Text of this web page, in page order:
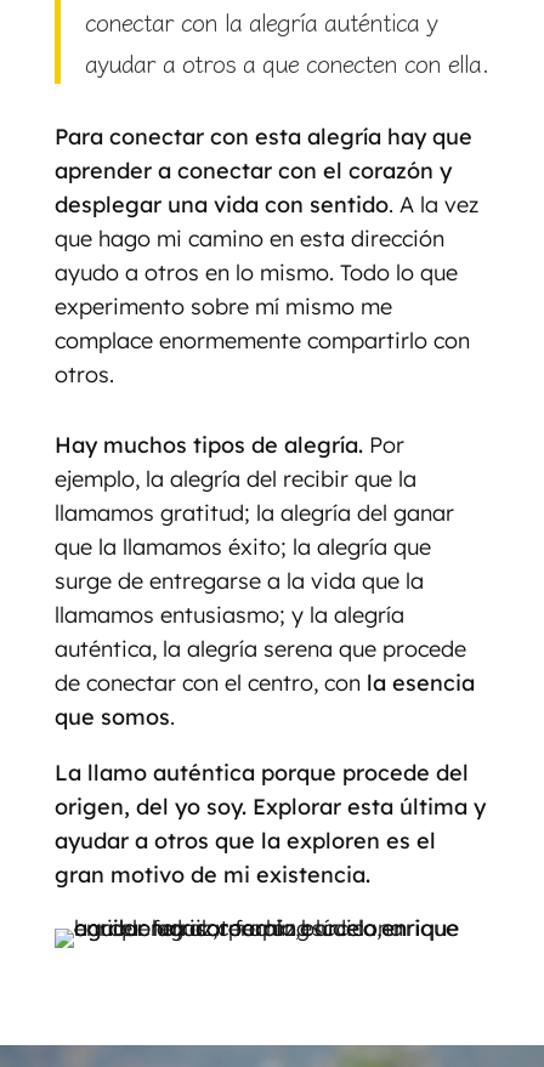
conectar con la alegría auténtica y
ayudar a otros a que conecten con ella.
Para conectar con esta alegría hay que
aprender a conectar con el corazón y
desplegar una vida con sentido. A la vez
que hago mi camino en esta dirección
ayudo a otros en lo mismo. Todo lo que
experimento sobre mí mismo me
complace enormemente compartirlo con
otros.
Hay muchos tipos de alegría.Por
ejemplo, la alegría del recibir que la
llamamos gratitud; la alegría del ganar
que la llamamos éxito; la alegría que
surge de entregarse a la vida que la
llamamos entusiasmo; y la alegría
auténtica, la alegría serena que procede
de conectar con el centro, con la esencia
que somos.
La llamo auténtica porque procede del
origen, del yo soy. Explorar esta última y
ayudar a otros que la exploren es el
gran motivo de mi existencia.